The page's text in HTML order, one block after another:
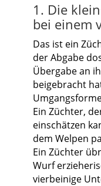
1. Die
bei einem
Das ist ein
der Abgabe
Übergabe an
beigebracht
Ein Züchter,
einschätzen
dem Welpen
Ein Züchter
Wurf
vierbeinige